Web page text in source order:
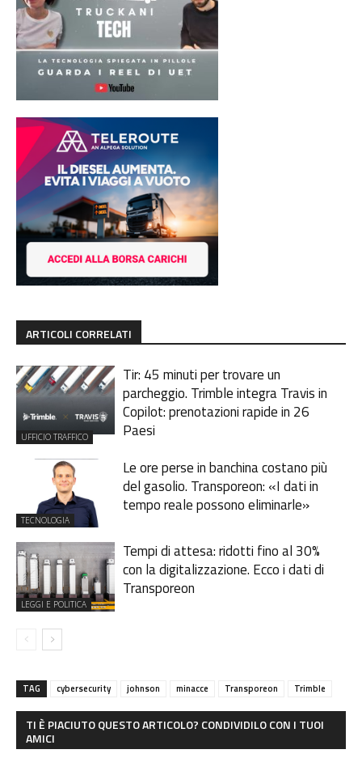
ARTICOLI CORRELATI
UFFICIO TRAFFICO
Tir: 45 minuti per trovare un
parcheggio. Trimble integra Travis in
Copilot: prenotazioni rapide in 26
Paesi
TECNOLOGIA
Le ore perse in banchina costano più
del gasolio. Transporeon: «I dati in
tempo reale possono eliminarle»
LEGGI E POLITICA
Tempi di attesa: ridotti fino al 30%
con la digitalizzazione. Ecco i dati di
Transporeon
TAG cybersecurity johnson minacce Transporeon Trimble
TI È PIACIUTO QUESTO ARTICOLO? CONDIVIDILO CON I TUOI
AMICI